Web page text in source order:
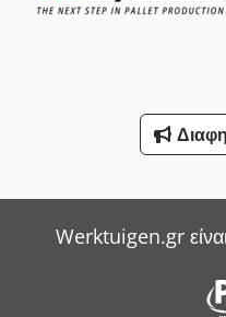
Werktuigen.gr